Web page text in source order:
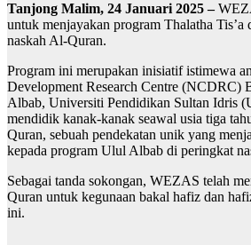
Tanjong Malim, 24 Januari 2025 –
untuk menjayakan program Thalatha Tis’a
naskah Al-Quran.
Program ini merupakan inisiatif istimewa
Development Research Centre (NCDRC)
Albab, Universiti Pendidikan Sultan Idris
mendidik kanak-kanak seawal usia tiga
Quran, sebuah pendekatan unik yang
kepada program Ulul Albab di peringkat
Sebagai tanda sokongan, WEZAS telah
Quran untuk kegunaan bakal hafiz dan
ini.